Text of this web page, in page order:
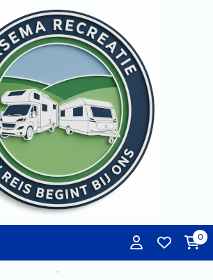
momenteel gesloten.
0
.